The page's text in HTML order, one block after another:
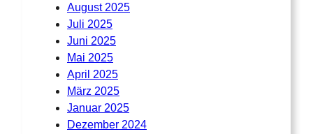
August 2025
Juli 2025
Juni 2025
Mai 2025
April 2025
März 2025
Januar 2025
Dezember 2024